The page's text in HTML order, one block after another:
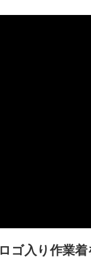
ロゴ入り作業着